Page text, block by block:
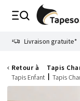
Livraison gratuite*
Retour à
Tapis
Tapis Enfant
Tapis